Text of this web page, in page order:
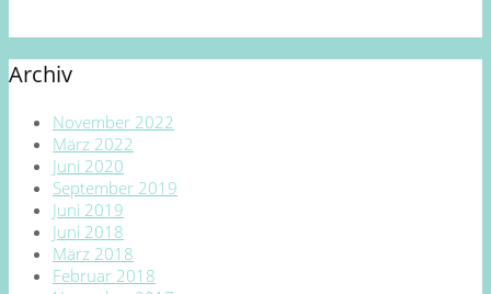
Archiv
November 2022
März 2022
Juni 2020
September 2019
Juni 2019
Juni 2018
März 2018
Februar 2018